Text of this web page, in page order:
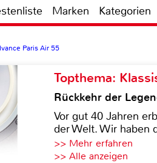
Marken Kategorien
Paris Air 55
Topthema:
Rückkehr der
Vor gut 40 Jahren
der Welt. Wir haben
>> Mehr erfahren
>> Alle anzeigen